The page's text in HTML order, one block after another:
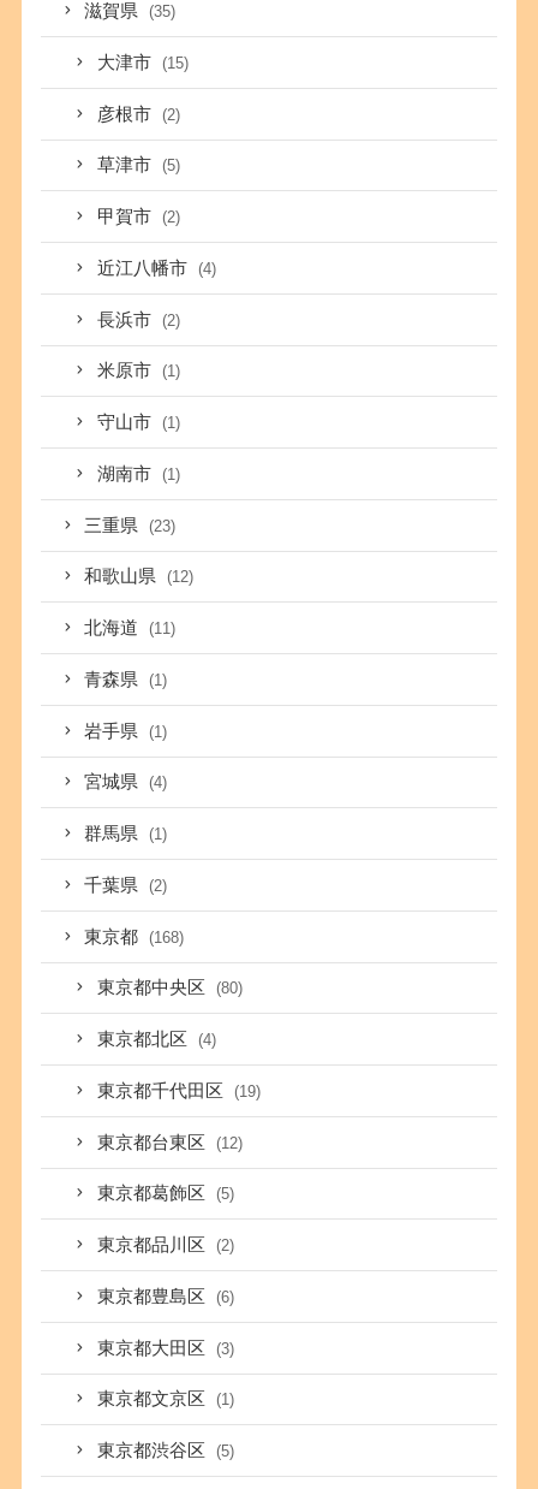
滋賀県 (35)
大津市 (15)
彦根市 (2)
草津市 (5)
甲賀市 (2)
近江八幡市 (4)
長浜市 (2)
米原市 (1)
守山市 (1)
湖南市 (1)
三重県 (23)
和歌山県 (12)
北海道 (11)
青森県 (1)
岩手県 (1)
宮城県 (4)
群馬県 (1)
千葉県 (2)
東京都 (168)
東京都中央区 (80)
東京都北区 (4)
東京都千代田区 (19)
東京都台東区 (12)
東京都葛飾区 (5)
東京都品川区 (2)
東京都豊島区 (6)
東京都大田区 (3)
東京都文京区 (1)
東京都渋谷区 (5)